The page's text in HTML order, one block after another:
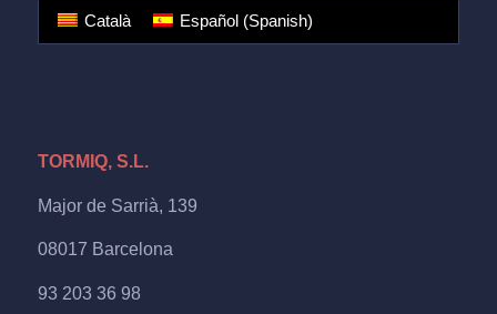
Català Español(Spanish)
TORMIQ, S.L.
Major de Sarrià, 139
08017 Barcelona
93 203 36 98